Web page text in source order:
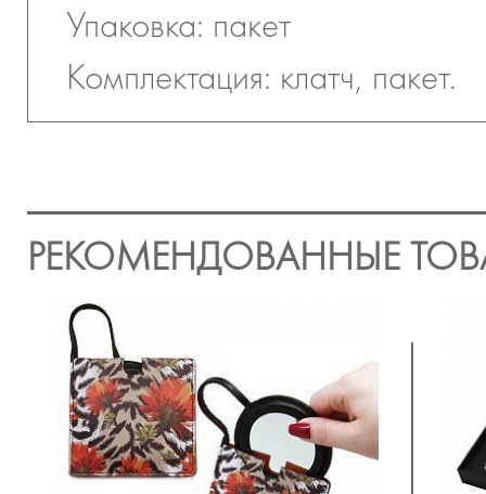
Упаковка: пакет
Комплектация: клатч, пакет.
РЕКОМЕНДОВАННЫЕ